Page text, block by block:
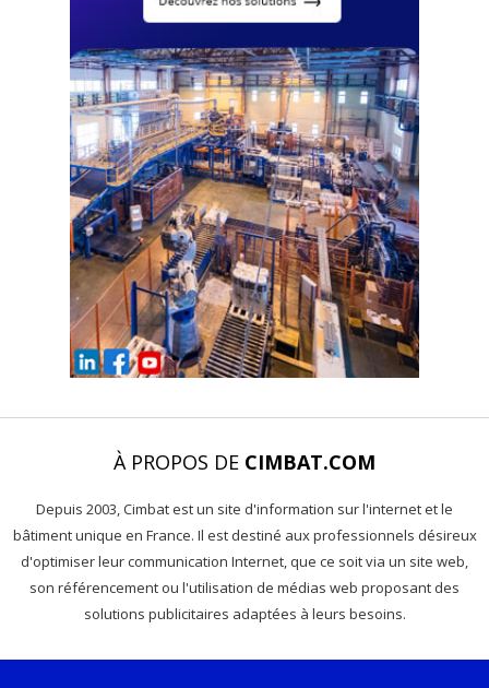
À PROPOS DE CIMBAT.COM
Depuis 2003, Cimbat est un site d'information sur l'internet et le
bâtiment unique en France. Il est destiné aux professionnels désireux
d'optimiser leur communication Internet, que ce soit via un site web,
son référencement ou l'utilisation de médias web proposant des
solutions publicitaires adaptées à leurs besoins.